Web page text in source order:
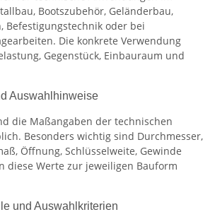
Bootszubehör, Geländerbau,
Befestigungstechnik oder bei
Die konkrete Verwendung
Gegenstück, Einbauraum und
Auswahlhinweise
die Maßangaben der technischen
Besonders wichtig sind Durchmesser,
Öffnung, Schlüsselweite, Gewinde
diese Werte zur jeweiligen Bauform
und Auswahlkriterien